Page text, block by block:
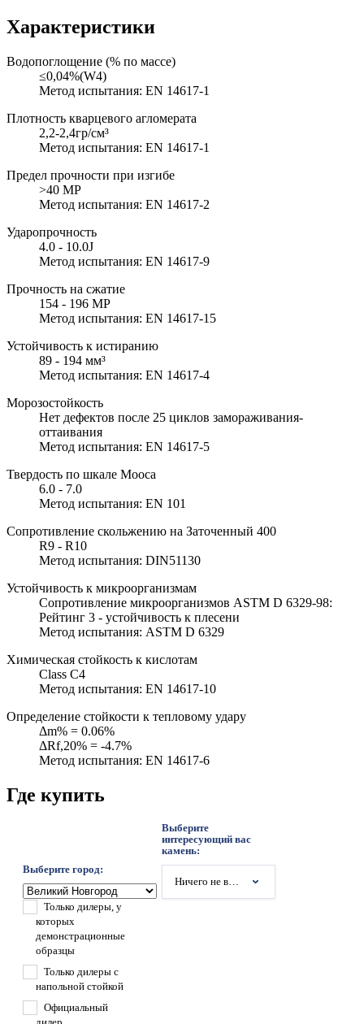
Характеристики
Водопоглощение (% по массе)
≤0,04%(W4)
Метод испытания: EN 14617-1
Плотность кварцевого агломерата
2,2-2,4гр/см³
Метод испытания: EN 14617-1
Предел прочности при изгибе
>40 MP
Метод испытания: EN 14617-2
Ударопрочность
4.0 - 10.0J
Метод испытания: EN 14617-9
Прочность на сжатие
154 - 196 MP
Метод испытания: EN 14617-15
Устойчивость к истиранию
89 - 194 мм³
Метод испытания: EN 14617-4
Морозостойкость
Нет дефектов после 25 циклов замораживания-
оттаивания
Метод испытания: EN 14617-5
Твердость по шкале Мооса
6.0 - 7.0
Метод испытания: EN 101
Сопротивление скольжению на Заточенный 400
R9 - R10
Метод испытания: DIN51130
Устойчивость к микроорганизмам
Сопротивление микроорганизмов ASTM D 6329-98:
Рейтинг 3 - устойчивость к плесени
Метод испытания: ASTM D 6329
Химическая стойкость к кислотам
Class C4
Метод испытания: EN 14617-10
Определение стойкости к тепловому удару
Δm% = 0.06%
ΔRf,20% = -4.7%
Метод испытания: EN 14617-6
Где купить
Выберите город:
Выберите
интересующий вас
камень:
Ничего не выбрано
Только дилеры, у
которых
демонстрационные
образцы
Только дилеры с
напольной стойкой
Официальный